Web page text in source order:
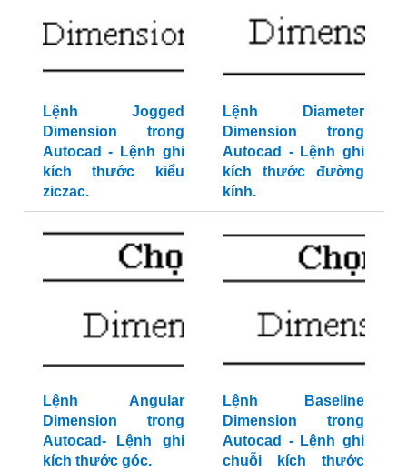
Lệnh Jogged
Dimension trong
Autocad - Lệnh ghi
kích thước kiểu
ziczac.
Lệnh Diameter
Dimension trong
Autocad - Lệnh ghi
kích thước đường
kính.
Lệnh Angular
Dimension trong
Autocad- Lệnh ghi
kích thước góc.
Lệnh Baseline
Dimension trong
Autocad - Lệnh ghi
chuỗi kích thước